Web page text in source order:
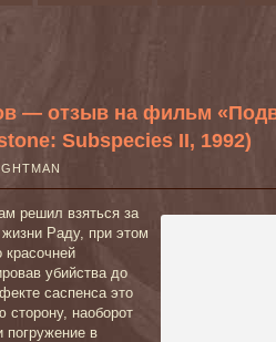
— отзыв на фильм
Subspecies II, 1992)
решил взяться за
Раду, при этом
красочней
убийства до
саспенса это
сторону, наоборот
погружение в